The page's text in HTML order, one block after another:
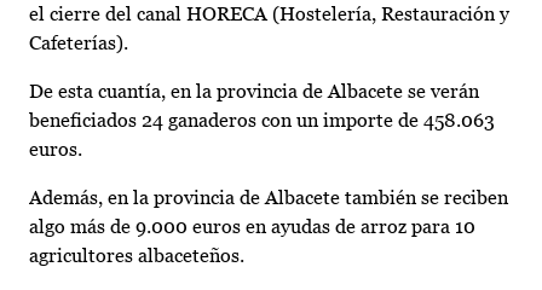
el cierre del canal HORECA (Hostelería, Restauración y
Cafeterías).
De esta cuantía, en la provincia de Albacete se verán
beneficiados 24 ganaderos con un importe de 458.063
euros.
Además, en la provincia de Albacete también se reciben
algo más de 9.000 euros en ayudas de arroz para 10
agricultores albaceteños.